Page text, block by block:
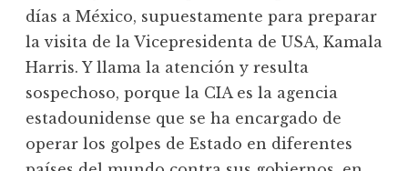
días a México, supuestamente para preparar
la visita de la Vicepresidenta de USA, Kamala
Harris. Y llama la atención y resulta
sospechoso, porque la CIA es la agencia
estadounidense que se ha encargado de
operar los golpes de Estado en diferentes